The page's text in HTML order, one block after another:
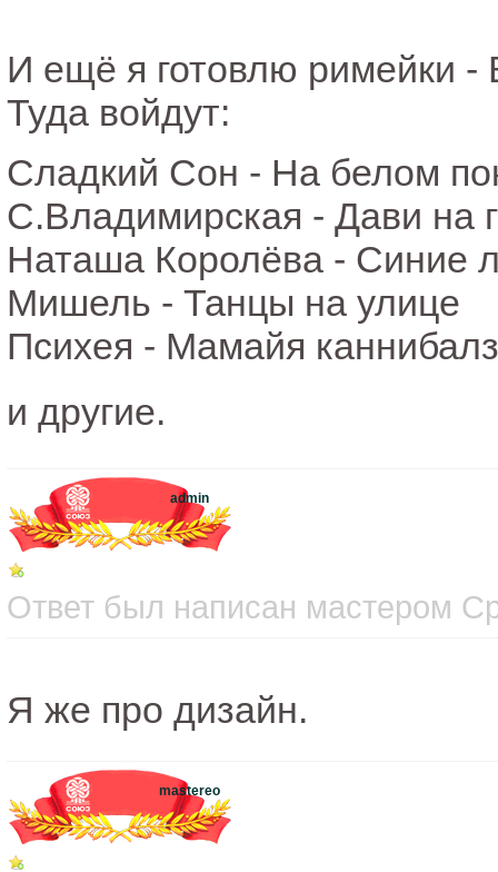
И ещё я готовлю римейки -
Туда войдут:
Сладкий Сон - На белом
С.Владимирская - Дави на
Наташа Королёва - Синие
Мишель - Танцы на улице
Психея - Мамайя каннибалз
и другие.
admin
Ответ был написан мастером
Я же про дизайн.
mastereo